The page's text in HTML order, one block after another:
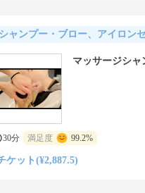
ャンプー・ブロー、アイロン
マッサージシ
30分 満足度 99.2%
ケット(¥2,887.5)